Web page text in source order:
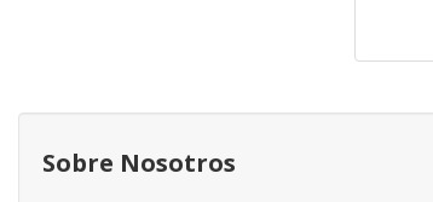
Sobre Nosotros